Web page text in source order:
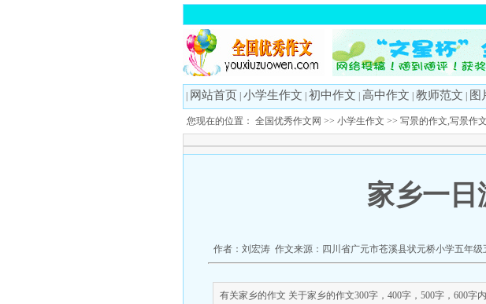
网站首页 小学生作文 初中作文 高中作文 教师范文 图
您现在的位置： 全国优秀作文网 >> 小学生作文 >> 写景的作文,写景作文
家乡一日
作者：刘宏涛 作文来源：四川省广元市苍溪县状元桥小学五年级
有关家乡的作文 关于家乡的作文300字，400字，500字，600字